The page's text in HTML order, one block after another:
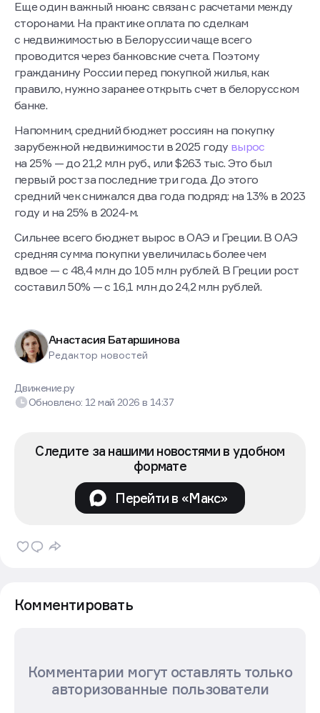
Еще один важный нюанс связан с расчетами между
сторонами. На практике оплата по сделкам
с недвижимостью в Белоруссии чаще всего
проводится через банковские счета. Поэтому
гражданину России перед покупкой жилья, как
правило, нужно заранее открыть счет в белорусском
банке.
Напомним, средний бюджет россиян на покупку
зарубежной недвижимости в 2025 году вырос
на 25% — до 21,2 млн руб., или $263 тыс. Это был
первый рост за последние три года. До этого
средний чек снижался два года подряд: на 13% в 2023
году и на 25% в 2024-м.
Сильнее всего бюджет вырос в ОАЭ и Греции. В ОАЭ
средняя сумма покупки увеличилась более чем
вдвое — с 48,4 млн до 105 млн рублей. В Греции рост
составил 50% — с 16,1 млн до 24,2 млн рублей.
Анастасия Батаршинова
Редактор новостей
Движение.ру
Обновлено: 12 май 2026в 14:37
Следите за нашими новостями в удобном
формате
Перейти в «Макс»
Комментировать
Комментарии могут оставлять только
авторизованные пользователи